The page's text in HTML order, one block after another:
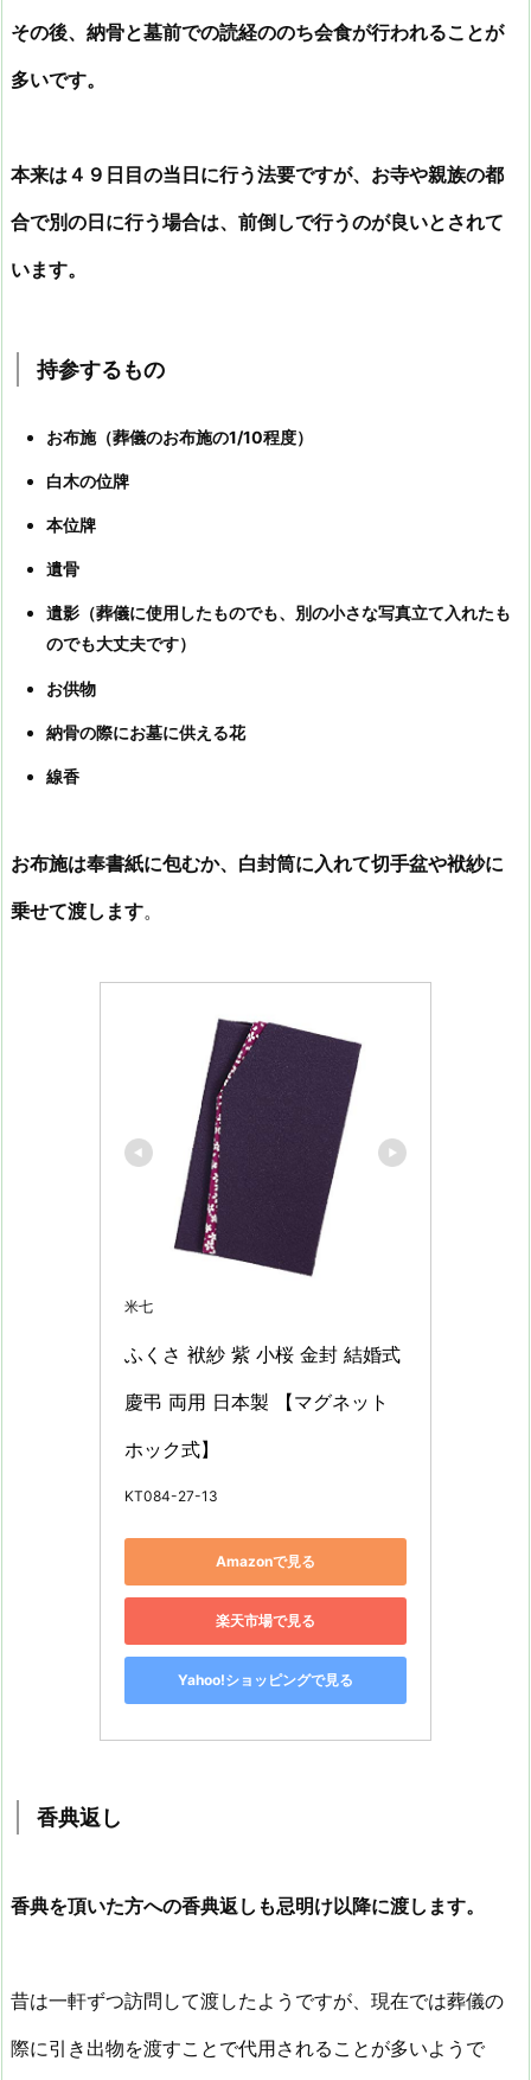
その後、納骨と墓前での読経ののち会食が行われることが
多いです。
本来は４９日目の当日に行う法要ですが、 お寺や親族の都
合で別の日に行う場合は、前倒しで行うのが良いとされて
います。
持参するもの
お布施（葬儀のお布施の1/10程度）
白木の位牌
本位牌
遺骨
遺影（葬儀に使用したものでも、別の小さな写真立て入れたも
のでも大丈夫です）
お供物
納骨の際にお墓に供える花
線香
お布施は奉書紙に包むか、白封筒に入れて切手盆や袱紗に
乗せて渡します。
米七
ふくさ 袱紗 紫 小桜 金封 結婚式
慶弔 両用 日本製 【マグネット
ホック式】
KT084-27-13
Amazonで見る
楽天市場で見る
Yahoo!ショッピングで見る
香典返し
香典を頂いた方への香典返しも忌明け以降に渡します。
昔は一軒ずつ訪問して渡したようですが、現在では葬儀の
際に引き出物を渡すことで代用されることが多いようで